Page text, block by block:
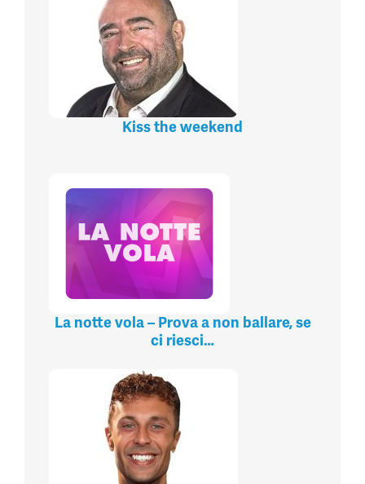
Kiss the weekend
La notte vola – Prova a non ballare, se
ci riesci…